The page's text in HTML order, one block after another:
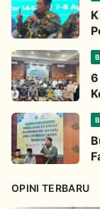
6
OPINI TERBARU